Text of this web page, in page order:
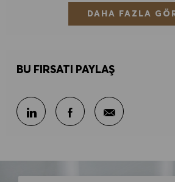
DAHA FAZLA
BU FIRSATI PAYLAŞ
LinkedIn ile paylaş
Facebook ileE-posta ile